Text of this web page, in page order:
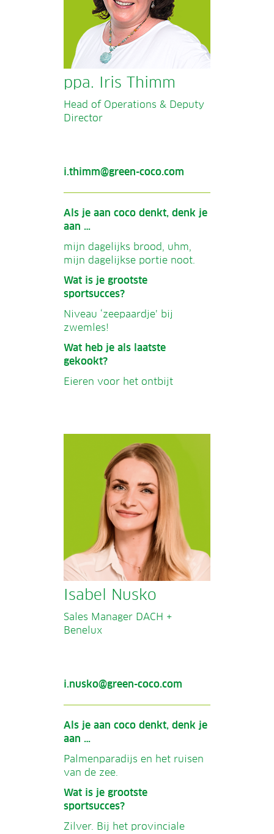
ppa. Iris Thimm
Head of Operations & Deputy
Director
i.thimm@green-coco.com
Als je aan coco denkt, denk je
aan …
mijn dagelijks brood, uhm,
mijn dagelijkse portie noot.
Wat is je grootste
sportsucces?
Niveau ‘zeepaardje’ bij
zwemles!
Wat heb je als laatste
gekookt?
Eieren voor het ontbijt
Isabel Nusko
Sales Manager DACH +
Benelux
i.nusko@green-coco.com
Als je aan coco denkt, denk je
aan …
Palmenparadijs en het ruisen
van de zee.
Wat is je grootste
sportsucces?
Zilver. Bij het provinciale